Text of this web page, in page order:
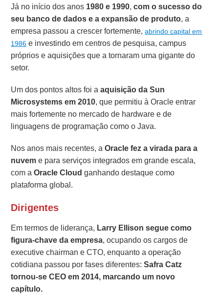
Já no início dos anos 1980 e 1990,com o sucesso do
seu banco de dados e a expansão de produto, a
empresa passou a crescer fortemente,abrindo capital em
1986 e investindo em centros de pesquisa, campus
próprios e aquisições que a tornaram uma gigante do
setor.
Um dos pontos altos foi aaquisição daSun
Microsystems em 2010, que permitiu à Oracle entrar
mais fortemente no mercado de hardware e de
linguagens de programação como o Java.
Nos anos mais recentes, aOracle fez a virada para a
nuveme para serviços integrados em grande escala,
com aOracle Cloud ganhando destaque como
plataforma global.
Dirigentes
Em termos de liderança, Larry Ellison segue como
figura-chave da empresa, ocupando os cargos de
executive chairman e CTO, enquanto a operação
cotidiana passou por fases diferentes:Safra Catz
tornou-se CEO em 2014, marcando um novo
capítulo.